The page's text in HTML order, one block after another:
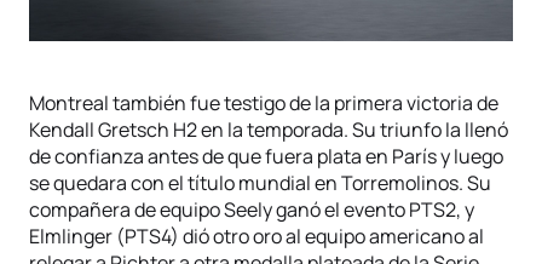
Montreal también fue testigo de la primera victoria de
Kendall Gretsch H2 en la temporada. Su triunfo la llenó
de confianza antes de que fuera plata en París y luego
se quedara con el título mundial en Torremolinos. Su
compañera de equipo Seely ganó el evento PTS2, y
Elmlinger (PTS4) dió otro oro al equipo americano al